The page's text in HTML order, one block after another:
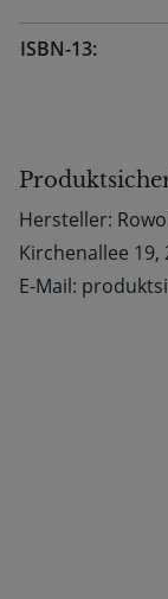
ISBN-13:
Hersteller:
Kirchenallee 19,
E-Mail: